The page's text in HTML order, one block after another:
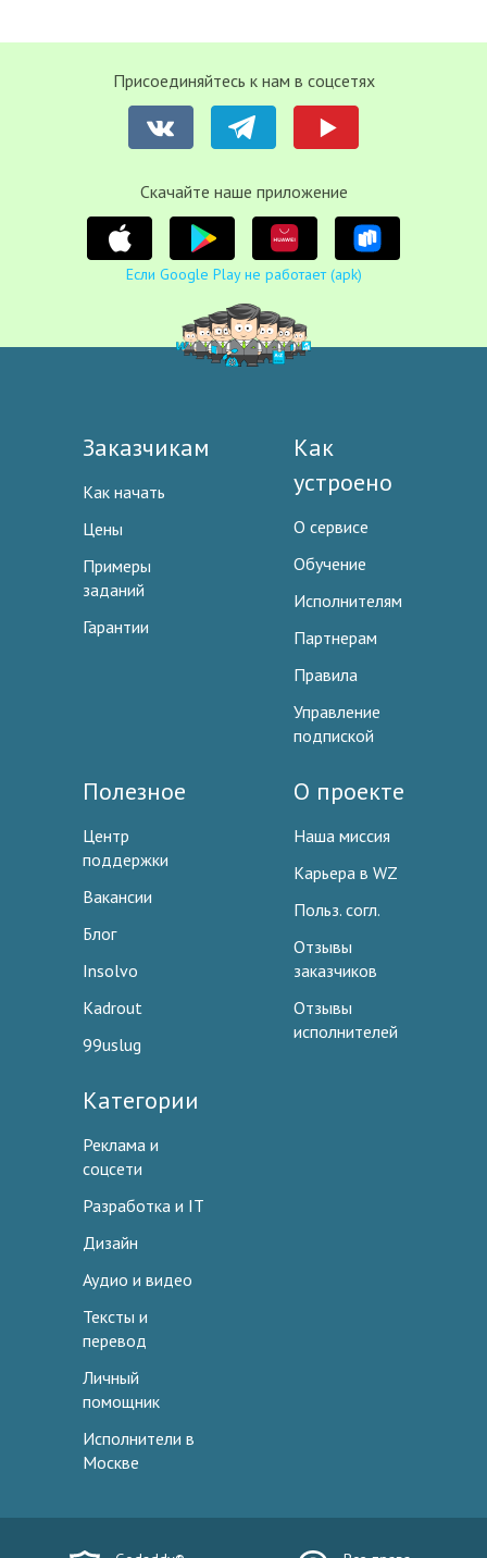
Присоединяйтесь к нам в соцсетях
Cкачайте наше приложение
Если Google Play не работает (apk)
Заказчикам
Как начать
Цены
Примеры
заданий
Гарантии
Как
устроено
О сервисе
Обучение
Исполнителям
Партнерам
Правила
Управление
подпиской
Полезное
Центр
поддержки
Вакансии
Блог
Insolvo
Kadrout
99uslug
О проекте
Наша миссия
Карьера в WZ
Польз. согл.
Отзывы
заказчиков
Отзывы
исполнителей
Категории
Реклама и
соцсети
Разработка и IT
Дизайн
Аудио и видео
Тексты и
перевод
Личный
помощник
Исполнители в
Москве